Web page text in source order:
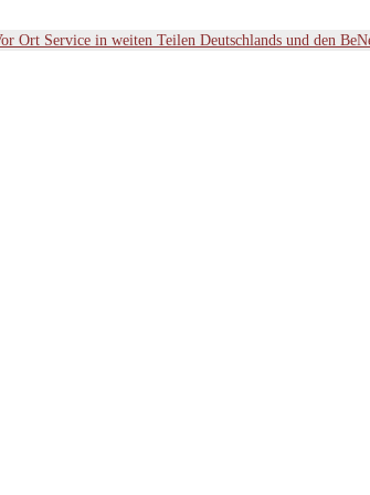
Service in weiten Teilen Deutschlands und den